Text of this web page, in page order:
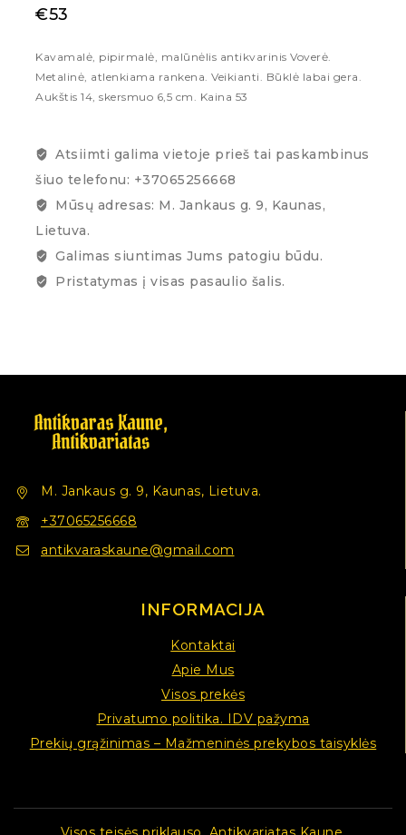
€53
Kavamalė, pipirmalė, malūnėlis antikvarinis Voverė.
Metalinė, atlenkiama rankena. Veikianti. Būklė labai gera.
Aukštis 14, skersmuo 6,5 cm. Kaina 53
Atsiimti galima vietoje prieš tai paskambinus
šiuo telefonu: +37065256668
Mūsų adresas: M. Jankaus g. 9, Kaunas,
Lietuva.
Galimas siuntimas Jums patogiu būdu.
Pristatymas į visas pasaulio šalis.
M. Jankaus g. 9, Kaunas, Lietuva.
+37065256668
antikvaraskaune@gmail.com
INFORMACIJA
Kontaktai
Apie Mus
Visos prekės
Privatumo politika. IDV pažyma
Prekių grąžinimas – Mažmeninės prekybos taisyklės